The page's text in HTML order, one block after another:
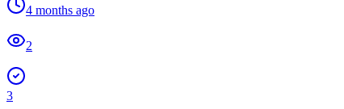
4 months ago
2
3